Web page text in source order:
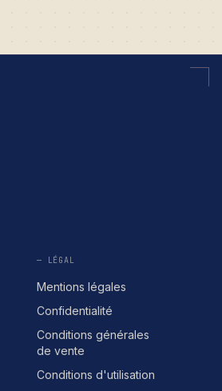
— LÉGAL
Mentions légales
Confidentialité
Conditions générales
de vente
Conditions d'utilisation